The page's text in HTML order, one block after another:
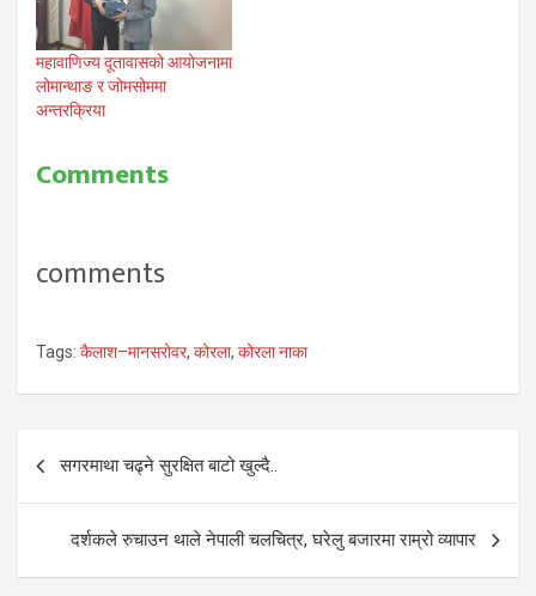
महावाणिज्य दूतावासको आयोजनामा
लोमान्थाङ र जोमसोममा
अन्तरक्रिया
Comments
comments
Tags: कैलाश–मानसरोवर, कोरला, कोरला नाका
Post
navigation
सगरमाथा चढ्ने सुरक्षित बाटो खुल्दै..
दर्शकले रुचाउन थाले नेपाली चलचित्र, घरेलु बजारमा राम्रो व्यापार